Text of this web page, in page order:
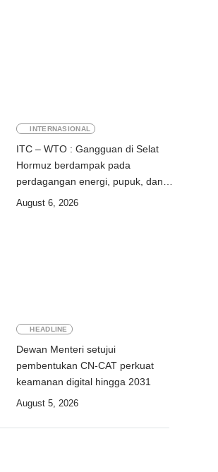
INTERNASIONAL
ITC – WTO : Gangguan di Selat
Hormuz berdampak pada
perdagangan energi, pupuk, dan
industri
August 6, 2026
HEADLINE
Dewan Menteri setujui
pembentukan CN-CAT perkuat
August 5, 2026